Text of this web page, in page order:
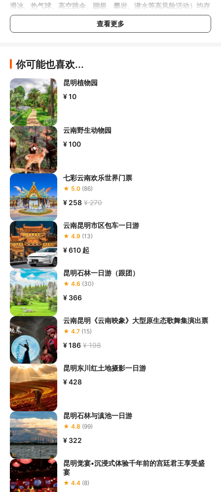
滑冰、热气球、高空跳伞、蹦极、攀岩、潜水等高风险活动）均存
在一定风险，请您在参与相应项目之前充分了解《安全防护指
，在结合自身身体真实状况、年龄等情况并充分参考当地相关
龄、准入身高及准入体重等准入要求
成行的后果由您自行承担；
4.禁止孕妇、患有高血压、心脏病等不适合刺激性游玩项目的疾病
患者及严重恐高、体质较弱的游客参加本项目，
参加本项目发生意外的，由您本人承担一切责任，因此给旅行社造
5.在项目过程中您需要全程正确穿戴安全护具，戴眼镜的游客应当
做好相应防护，避免发生意外事件
可抗力导致无法成行的，请您听从旅行社工作人员的安排参加活
动；
6.若您在项目过程中感到任何不适，请及时与项目工作人员进行沟
查看更多
你可能也喜欢...
昆明植物园
¥ 10
云南野生动物园
¥ 100
七彩云南欢乐世界门票
★ 5.0 (86)
¥ 258 ¥ 270
云南昆明市区包车一日游
★ 4.9 (13)
¥ 610 起
昆明石林一日游（跟团）
★ 4.6 (30)
¥ 366
云南昆明《云南映象》大型原生态歌舞集演出票
★ 4.7 (15)
¥ 186 ¥ 198
昆明东川红土地摄影一日游
¥ 428
昆明石林与滇池一日游
★ 4.8 (99)
¥ 322
昆明觉宴•沉浸式体验千年前的宫廷君王享受盛
宴
★ 4.4 (8)